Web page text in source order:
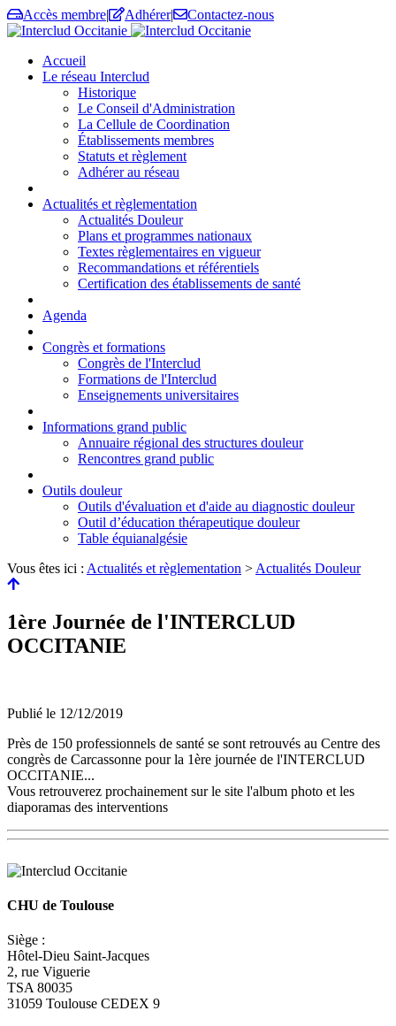
Accès membre| Adhérer| Contactez-nous
Accueil
Le réseau Interclud
Historique
Le Conseil d'Administration
La Cellule de Coordination
Établissements membres
Statuts et règlement
Adhérer au réseau
Actualités et règlementation
Actualités Douleur
Plans et programmes nationaux
Textes règlementaires en vigueur
Recommandations et référentiels
Certification des établissements de santé
Agenda
Congrès et formations
Congrès de l'Interclud
Formations de l'Interclud
Enseignements universitaires
Informations grand public
Annuaire régional des structures douleur
Rencontres grand public
Outils douleur
Outils d'évaluation et d'aide au diagnostic douleur
Outil d’éducation thérapeutique douleur
Table équianalgésie
Vous êtes ici : Actualités et règlementation > Actualités Douleur
1ère Journée de l'INTERCLUD
OCCITANIE
Publié le 12/12/2019
Près de 150 professionnels de santé se sont retrouvés au Centre des
congrès de Carcassonne pour la 1ère journée de l'INTERCLUD
OCCITANIE...
Vous retrouverez prochainement sur le site l'album photo et les
diaporamas des interventions
CHU de Toulouse
Siège :
Hôtel-Dieu Saint-Jacques
2, rue Viguerie
TSA 80035
31059 Toulouse CEDEX 9